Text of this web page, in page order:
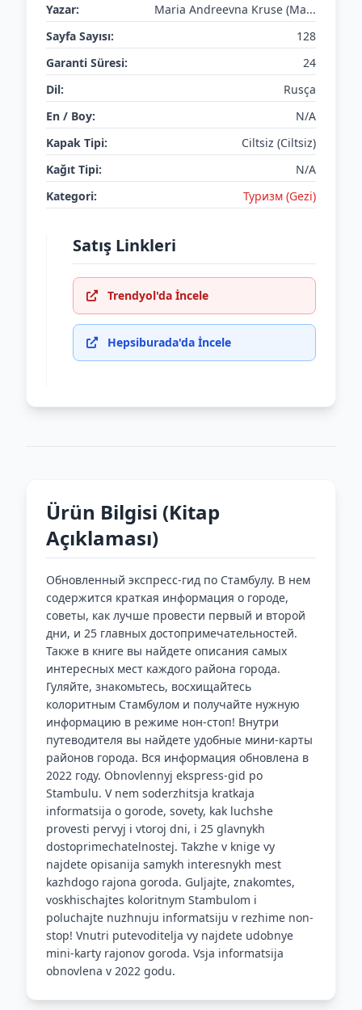
Yazar:
Maria Andreevna Kruse (Ma...
Sayfa Sayısı:
128
Garanti Süresi:
24
Dil:
Rusça
En / Boy:
N/A
Kapak Tipi:
Ciltsiz (Ciltsiz)
Kağıt Tipi:
N/A
Kategori:
Туризм (Gezi)
Satış Linkleri
Trendyol'da İncele
Hepsiburada'da İncele
Ürün Bilgisi (Kitap
Açıklaması)
Обновленный экспресс-гид по Стамбулу. В нем
содержится краткая информация о городе,
советы, как лучше провести первый и второй
дни, и 25 главных достопримечательностей.
Также в книге вы найдете описания самых
интересных мест каждого района города.
Гуляйте, знакомьтесь, восхищайтесь
колоритным Стамбулом и получайте нужную
информацию в режиме нон-стоп! Внутри
путеводителя вы найдете удобные мини-карты
районов города. Вся информация обновлена в
2022 году. Obnovlennyj ekspress-gid po
Stambulu. V nem soderzhitsja kratkaja
informatsija o gorode, sovety, kak luchshe
provesti pervyj i vtoroj dni, i 25 glavnykh
dostoprimechatelnostej. Takzhe v knige vy
najdete opisanija samykh interesnykh mest
kazhdogo rajona goroda. Guljajte, znakomtes,
voskhischajtes koloritnym Stambulom i
poluchajte nuzhnuju informatsiju v rezhime non-
stop! Vnutri putevoditelja vy najdete udobnye
mini-karty rajonov goroda. Vsja informatsija
obnovlena v 2022 godu.